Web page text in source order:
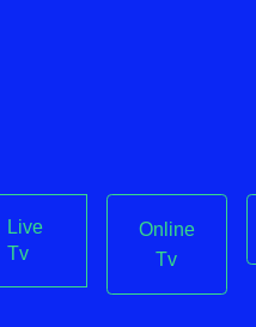
Live
Tv
Online
Tv